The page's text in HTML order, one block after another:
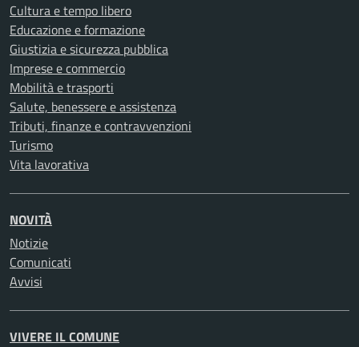
Cultura e tempo libero
Educazione e formazione
Giustizia e sicurezza pubblica
Imprese e commercio
Mobilità e trasporti
Salute, benessere e assistenza
Tributi, finanze e contravvenzioni
Turismo
Vita lavorativa
NOVITÀ
Notizie
Comunicati
Avvisi
VIVERE IL COMUNE